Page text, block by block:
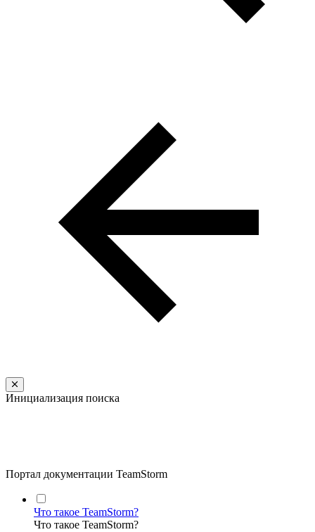
Инициализация поиска
Портал документации TeamStorm
Что такое TeamStorm?
Что такое TeamStorm?